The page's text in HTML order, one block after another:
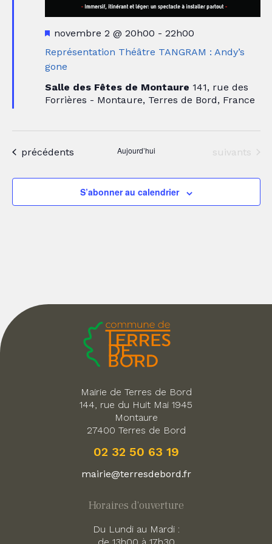
Représentation Théâtre TANGRAM : Andy’s
gone
Mis
avant
novembre 2 @ 20h00 - 22h00
Salle des Fêtes de Montaure 141, rue des
Forrières - Montaure, Terres de Bord, France
Évènements
précédents Aujourd’hui Évènements
suivants
S’abonner au calendrier
Mairie de Terres de Bord
144, rue du Huit Mai 1945
Montaure
27400 Terres de Bord
02 32 50 63 19
mairie@terresdebord.fr
Horaires d'ouverture
Du Lundi au Mardi :